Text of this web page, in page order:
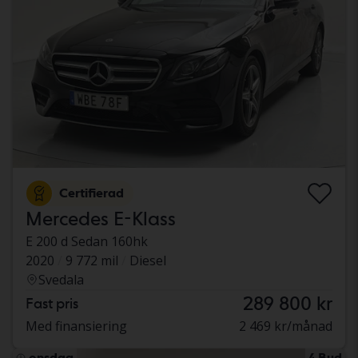
Certifierad
Mercedes E-Klass
E 200 d Sedan 160hk
2020
9 772 mil
Diesel
Svedala
Fast pris 289 800 kr
Med finansiering 2 469 kr/månad